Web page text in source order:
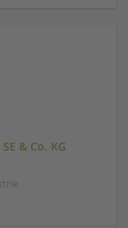
& Co. KG